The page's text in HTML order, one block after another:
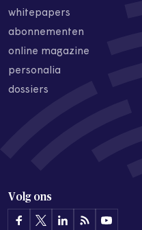
whitepapers
abonnementen
online magazine
personalia
dossiers
Volg ons